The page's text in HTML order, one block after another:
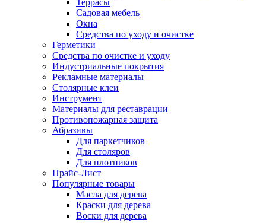
Террасы
Садовая мебель
Окна
Средства по уходу и очистке
Герметики
Средства по очистке и уходу
Индустриальные покрытия
Рекламные материалы
Столярные клеи
Инструмент
Материалы для реставрации
Противопожарная защита
Абразивы
Для паркетчиков
Для столяров
Для плотников
Прайс-Лист
Популярные товары
Масла для дерева
Краски для дерева
Воски для дерева